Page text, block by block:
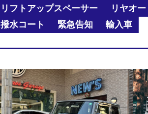
リフトアップスペーサー
リヤオ
撥水コート
緊急告知 輸入車